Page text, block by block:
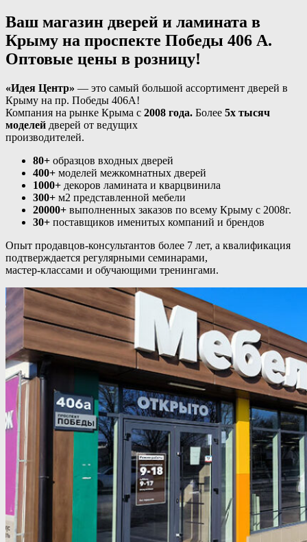
Ваш магазин дверей и ламината в
Крыму на проспекте Победы 406 А.
Оптовые цены в розницу!
«Идея Центр» — это самый большой ассортимент дверей в
Крыму на пр. Победы 406A!
Компания на рынке Крыма с 2008 года. Более 5х тысяч
моделей дверей от ведущих
производителей.
80+ образцов входных дверей
400+ моделей межкомнатных дверей
1000+ декоров ламината и кварцвинила
300+ м2 представленной мебели
20000+ выполненных заказов по всему Крыму с 2008г.
30+ поставщиков именитых компаний и брендов
Опыт продавцов-консультантов более 7 лет, а квалификация
подтверждается регулярными семинарами,
мастер-классами и обучающими тренингами.